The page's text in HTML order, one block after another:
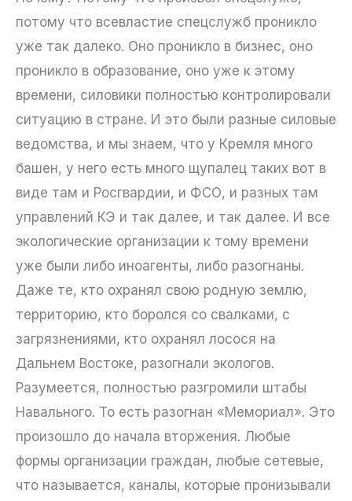
потому что всевластие спецслужб проникло
уже так далеко. Оно проникло в бизнес, оно
проникло в образование, оно уже к этому
времени, силовики полностью контролировали
ситуацию в стране. И это были разные силовые
ведомства, и мы знаем, что у Кремля много
башен, у него есть много щупалец таких вот в
виде там и Росгвардии, и ФСО, и разных там
управлений КЭ и так далее, и так далее. И все
экологические организации к тому времени
уже были либо иноагенты, либо разогнаны.
Даже те, кто охранял свою родную землю,
территорию, кто боролся со свалками, с
загрязнениями, кто охранял лосося на
Дальнем Востоке, разогнали экологов.
Разумеется, полностью разгромили штабы
Навального. То есть разогнан «Мемориал». Это
произошло до начала вторжения. Любые
формы организации граждан, любые сетевые,
что называется, каналы, которые пронизывали